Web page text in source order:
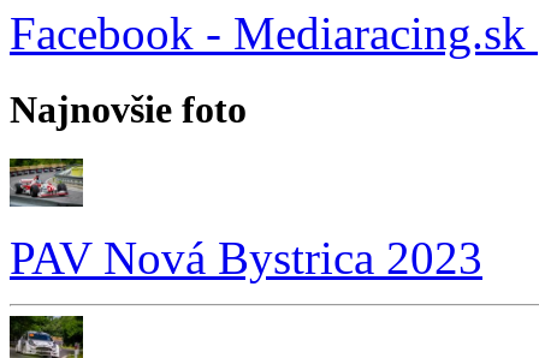
Facebook - Mediaracing.sk
Najnovšie foto
PAV Nová Bystrica 2023